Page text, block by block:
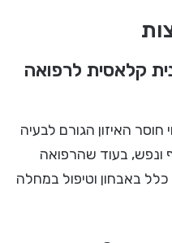
קלאסית לרפואה
האיזון הגורם לבעיה
ונפש, בעוד שהרפואה
באבחון וטיפול במחלה